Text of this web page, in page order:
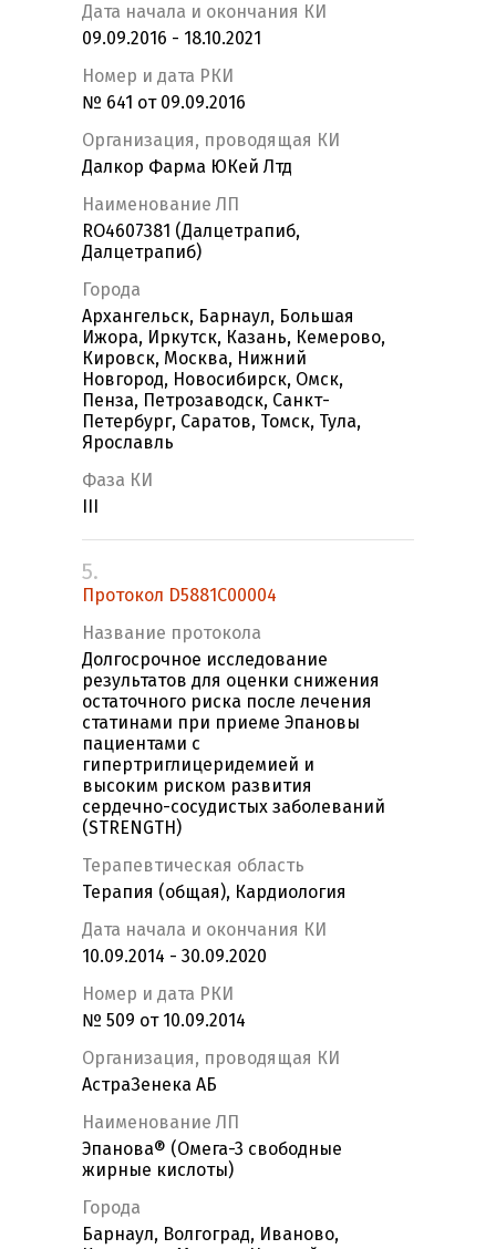
Дата начала и окончания КИ
09.09.2016 - 18.10.2021
Номер и дата РКИ
№ 641 от 09.09.2016
Организация, проводящая КИ
Далкор Фарма ЮКей Лтд
Наименование ЛП
RO4607381 (Далцетрапиб,
Далцетрапиб)
Города
Архангельск, Барнаул, Большая
Ижора, Иркутск, Казань, Кемерово,
Кировск, Москва, Нижний
Новгород, Новосибирск, Омск,
Пенза, Петрозаводск, Санкт-
Петербург, Саратов, Томск, Тула,
Ярославль
Фаза КИ
5.
Протокол D5881C00004
Название протокола
Долгосрочное исследование
результатов для оценки снижения
остаточного риска после лечения
статинами при приеме Эпановы
пациентами с
гипертриглицеридемией и
высоким риском развития
сердечно-сосудистых заболеваний
(STRENGTH)
Терапевтическая область
Терапия (общая), Кардиология
Дата начала и окончания КИ
10.09.2014 - 30.09.2020
Номер и дата РКИ
№ 509 от 10.09.2014
Организация, проводящая КИ
АстраЗенека АБ
Наименование ЛП
Эпанова® (Омега-3 свободные
жирные кислоты)
Города
Барнаул, Волгоград, Иваново,